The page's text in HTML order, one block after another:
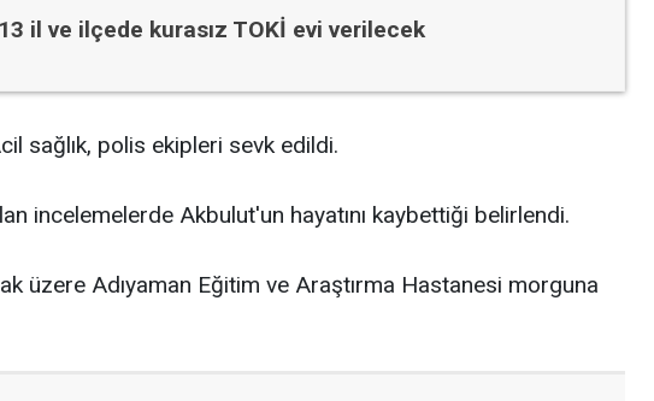
13 il ve ilçede kurasız TOKİ evi verilecek
sağlık, polis ekipleri sevk edildi.
incelemelerde Akbulut'un hayatını kaybettiği belirlendi.
üzere Adıyaman Eğitim ve Araştırma Hastanesi morguna